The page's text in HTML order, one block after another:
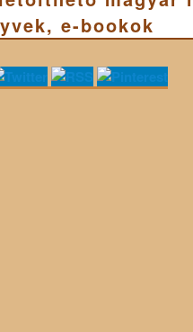
e-bookok